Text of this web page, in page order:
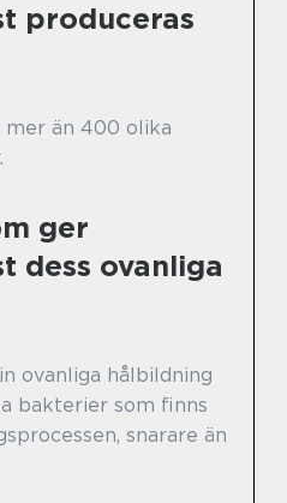
produceras
mer än 400 olika
ger
dess ovanliga
ovanliga hålbildning
bakterier som finns
snarare än